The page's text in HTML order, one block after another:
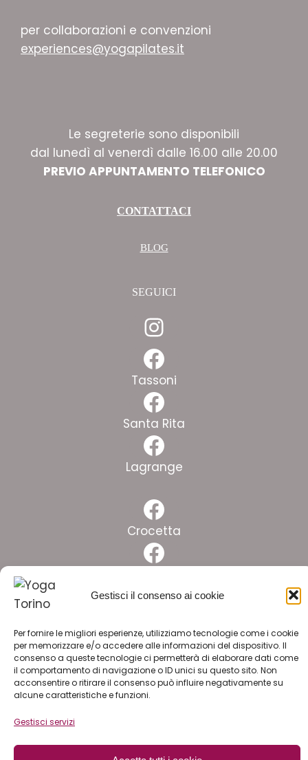
Gestisci il consenso ai cookie
Per fornire le migliori esperienze, utilizziamo tecnologie come i cookie
per memorizzare e/o accedere alle informazioni del dispositivo. Il
consenso a queste tecnologie ci permetterà di elaborare dati come
il comportamento di navigazione o ID unici su questo sito. Non
acconsentire o ritirare il consenso può influire negativamente su
alcune caratteristiche e funzioni.
Gestisci servizi
per collaborazioni e convenzioni
experiences@yogapilates.it
Le segreterie sono disponibili
dal lunedì al venerdì dalle 16.00 alle 20.00
PREVIO APPUNTAMENTO TELEFONICO
CONTATTACI
BLOG
SEGUICI
Instagram
Facebook
Tassoni
Facebook
Santa Rita
Facebook
Lagrange
Facebook
Crocetta
Facebook
Facebook
ISCRIVITI ALLA NEWSLETTER
LAVORA CON NOI
© 2026 YOGA PILATES ssd arl | C.F. e P.I. 11774180019 |